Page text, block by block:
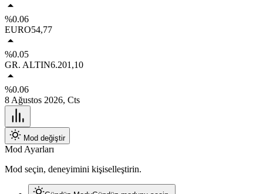
%0.06
EURO54,77
%0.05
GR. ALTIN6.201,10
%0.06
8 Ağustos 2026, Cts
Mod değiştir
Mod Ayarları
Mod seçin, deneyimini kişiselleştirin.